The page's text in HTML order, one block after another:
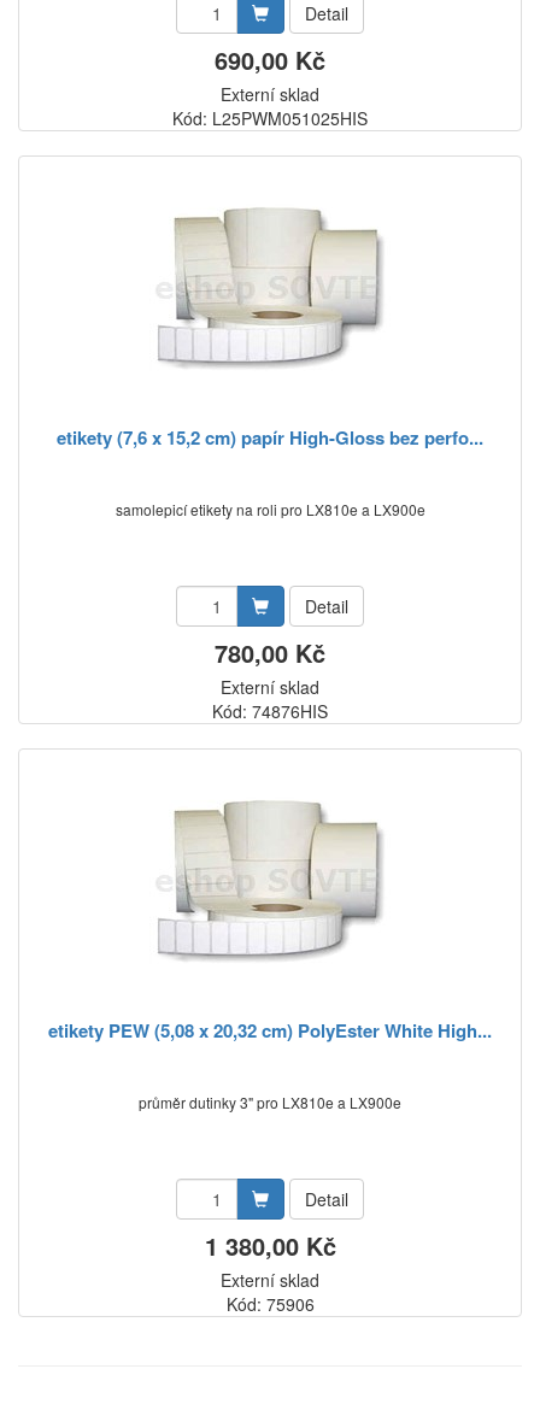
Detail
690,00 Kč
Externí sklad
Kód: L25PWM051025HIS
etikety (7,6 x 15,2 cm) papír High-Gloss bez perfo...
samolepicí etikety na roli pro LX810e a LX900e
Detail
780,00 Kč
Externí sklad
Kód: 74876HIS
etikety PEW (5,08 x 20,32 cm) PolyEster White High...
průměr dutinky 3" pro LX810e a LX900e
Detail
1 380,00 Kč
Externí sklad
Kód: 75906